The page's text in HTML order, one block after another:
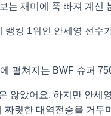
는 재미에 푹 빠져 계신
킹 1위인 안세영 선수
펼쳐지는 BWF 슈퍼
않았어요. 하지만 안세
짜릿한 대역전승을 거두